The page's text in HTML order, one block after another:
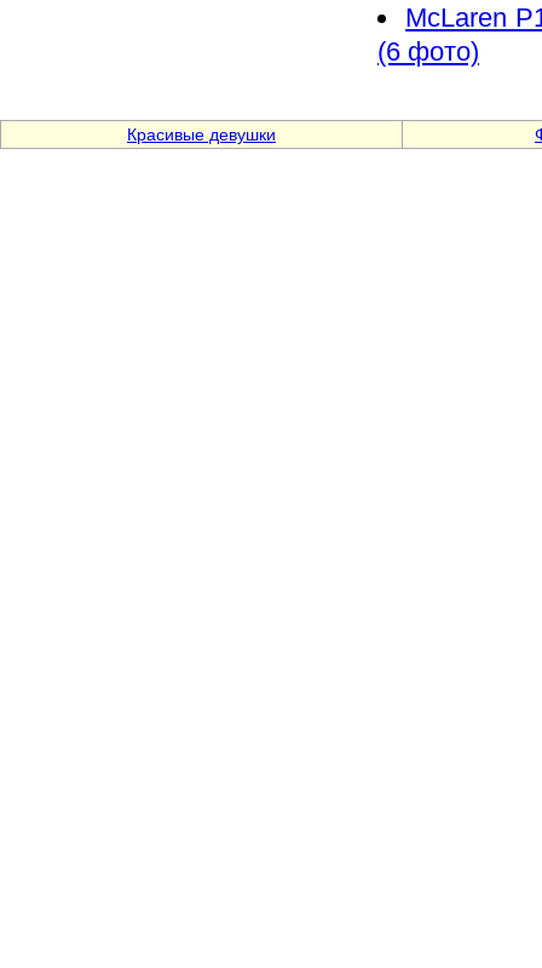
McLaren
(6 фото)
Красивые девушки